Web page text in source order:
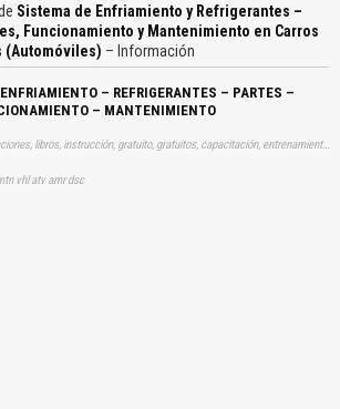
Sistema de Enfriamiento y Refrigerantes –
Funcionamiento y Mantenimiento en Carros
(Automóviles) – Información
– REFRIGERANTES – PARTES –
– MANTENIMIENTO
Tags: manual, manuales, instrucciones, libros, instrucción, gratuito, gratuitos, capacitación, entrenamiento, capacitaciones, información, datos, gratis, descargar, vehículo, vehículos, autos, auto, coche, coches, automóvil, automovil, automóviles, automoviles, sistemas, enfriamientos, refrigeraciones, refrigeración, mantenimientos, aprender, descargas
vhl atv amr dsc